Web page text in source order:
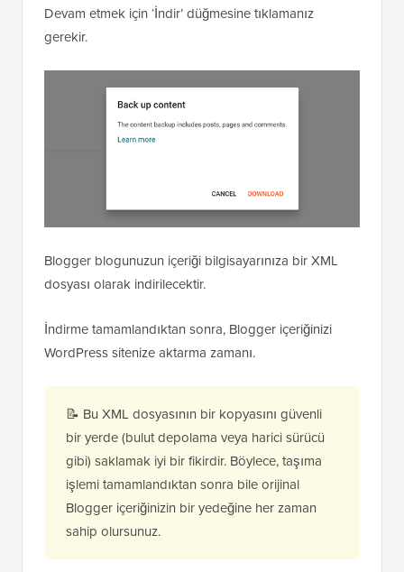
Devam etmek için ‘İndir’ düğmesine tıklamanız
gerekir.
Blogger blogunuzun içeriği bilgisayarınıza bir XML
dosyası olarak indirilecektir.
İndirme tamamlandıktan sonra, Blogger içeriğinizi
WordPress sitenize aktarma zamanı.
📝 Bu XML dosyasının bir kopyasını güvenli
bir yerde (bulut depolama veya harici sürücü
gibi) saklamak iyi bir fikirdir. Böylece, taşıma
işlemi tamamlandıktan sonra bile orijinal
Blogger içeriğinizin bir yedeğine her zaman
sahip olursunuz.